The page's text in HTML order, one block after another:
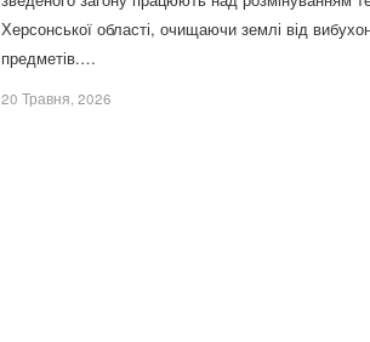
Херсонської області, очищаючи землі від
предметів.…
20 Травня, 2026